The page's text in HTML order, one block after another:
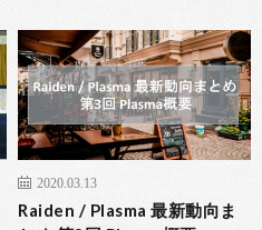
2020.03.13
Raiden / Plasma 最新動向ま